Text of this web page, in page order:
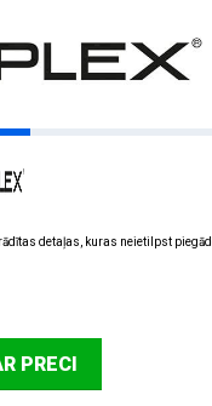
detaļas, kuras neietilpst
PRECI